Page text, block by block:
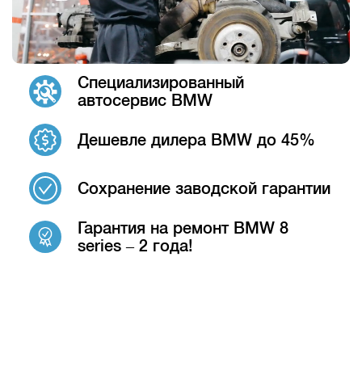
Специализированный
автосервис BMW
Дешевле дилера BMW до 45%
Сохранение заводской гарантии
Гарантия на ремонт BMW 8
series – 2 года!